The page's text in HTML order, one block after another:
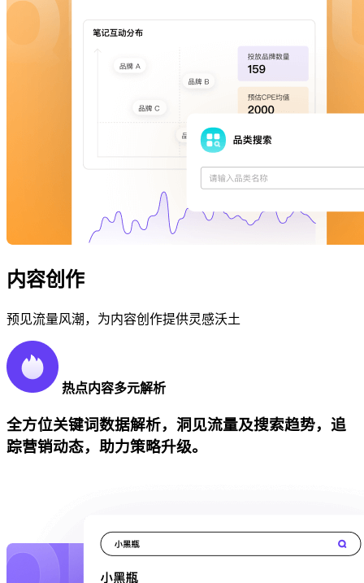
内容创作
预见流量风潮，为内容创作提供灵感沃土
热点内容多元解析
全方位关键词数据解析，洞见流量及搜索趋势，追
踪营销动态，助力策略升级。